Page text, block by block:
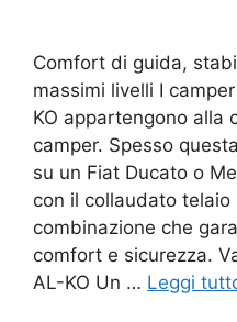
Comfort di guida,
massimi livelli I
KO appartengono alla
camper. Spesso
su un Fiat Ducato o
con il collaudato telaio
combinazione che
comfort e sicurezza.
AL-KO Un … Leggi